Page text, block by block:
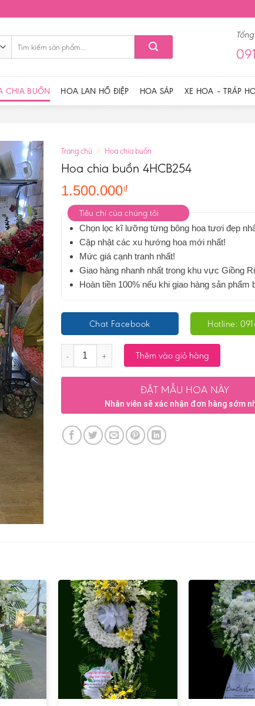
kiếm:
CHIA BUỒN HOA LAN HỒ ĐIỆP HOA SÁP XE HOA – TRÁP
Trang chủ / Hoa chia buồn
Hoa chia buồn 4HCB254
1.500.000₫
Tiêu chí của chúng tôi
Chọn lọc kĩ lưỡng từng bông hoa tươi đẹp
Cập nhật các xu hướng hoa mới nhất!
Mức giá cạnh tranh nhất!
Giao hàng nhanh nhất trong khu vực Giồng
Hoàn tiền 100% nếu khi giao hàng sản phẩm
Chat Facebook Hotline:
Số lượng Thêm vào giỏ hàng
ĐẶT MẪU HOA NÀY
Nhân viên sẽ xác nhận đơn hàng sớm